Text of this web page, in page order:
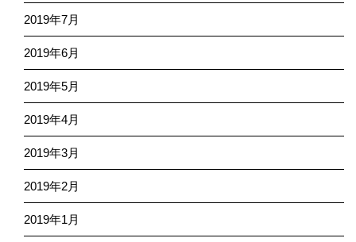
2019年7月
2019年6月
2019年5月
2019年4月
2019年3月
2019年2月
2019年1月